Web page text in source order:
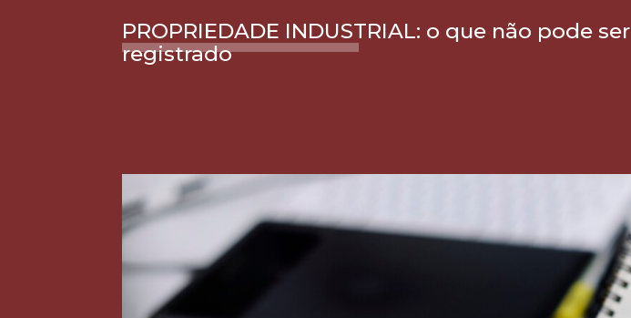
PROPRIEDADE INDUSTRIAL: o que não pode ser
registrado